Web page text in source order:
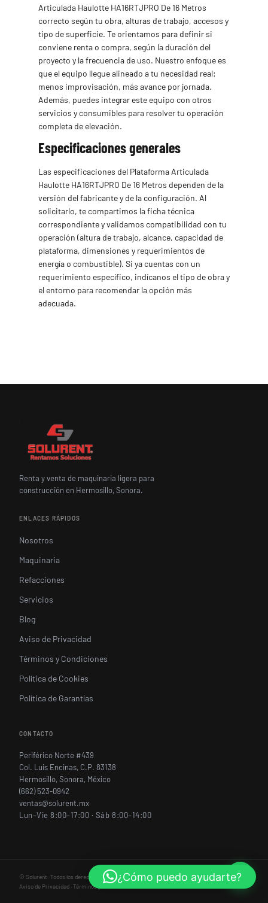
Articulada Haulotte HA16RTJPRO De 16 Metros
correcto según tu obra, alturas de trabajo, accesos y
tipo de superficie. Te orientamos para definir si
conviene renta o compra, según la duración del
proyecto y la frecuencia de uso. Nuestro enfoque es
que el equipo llegue alineado a tu necesidad real:
menos improvisación, más avance por jornada.
Además, puedes integrar este equipo con otros
servicios y consumibles para resolver tu operación
completa de elevación.
Especificaciones generales
Las especificaciones del Plataforma Articulada
Haulotte HA16RTJPRO De 16 Metros dependen de la
versión del fabricante y de la configuración. Al
solicitarlo, te compartimos la ficha técnica
correspondiente y validamos compatibilidad con tu
operación (altura de trabajo, alcance, capacidad de
plataforma, dimensiones y requerimientos de
energía o combustible). Si ya cuentas con un
requerimiento específico, indícanos el tipo de obra y
el entorno para recomendar la opción más
adecuada.
Renta y venta de maquinaria ligera para
construcción en Hermosillo, Sonora.
ENLACES RÁPIDOS
Nosotros
Maquinaria
Refacciones
Servicios
Blog
Aviso de Privacidad
Términos y Condiciones
Política de Cookies
Política de Garantías
CONTACTO
Periférico Norte #439
Col. Luis Encinas, C.P. 83138
Hermosillo, Sonora, México
(662) 523-0942
ventas@solurent.mx
Lun–Vie 8:00–17:00 · Sáb 8:00–14:00
© Solurent. Todos los derechos reservados.
Aviso de Privacidad·Términos y Condiciones
¿Cómo puedo ayudarte?